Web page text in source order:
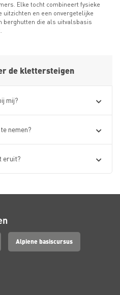
Elke tocht combineert fysieke
uitzichten en een onvergetelijke
berghutten die als uitvalsbasis
de klettersteigen
mij?
nemen?
eruit?
Alpiene basiscursus